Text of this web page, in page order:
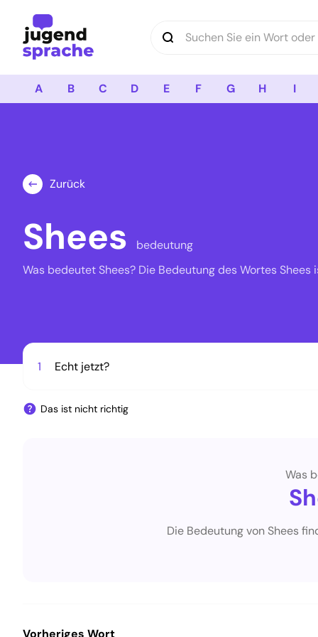
A B C D E F G H I
Zurück
Shees
bedeutung
Was bedeutet Shees? Die Bedeutung des Wortes Shees
1 Echt jetzt?
Das ist nicht richtig
Was
Die Bedeutung von Shees
Vorheriges Wort